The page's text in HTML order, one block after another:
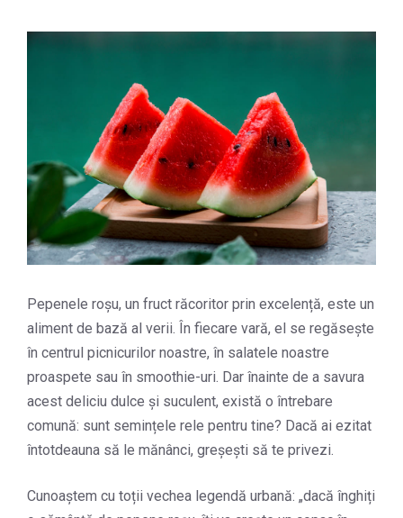
Pepenele roșu, un fruct răcoritor prin excelență, este un
aliment de bază al verii. În fiecare vară, el se regăsește
în centrul picnicurilor noastre, în salatele noastre
proaspete sau în smoothie-uri. Dar înainte de a savura
acest deliciu dulce și suculent, există o întrebare
comună: sunt semințele rele pentru tine? Dacă ai ezitat
întotdeauna să le mănânci, greșești să te privezi.
Cunoaștem cu toții vechea legendă urbană: „dacă înghiți